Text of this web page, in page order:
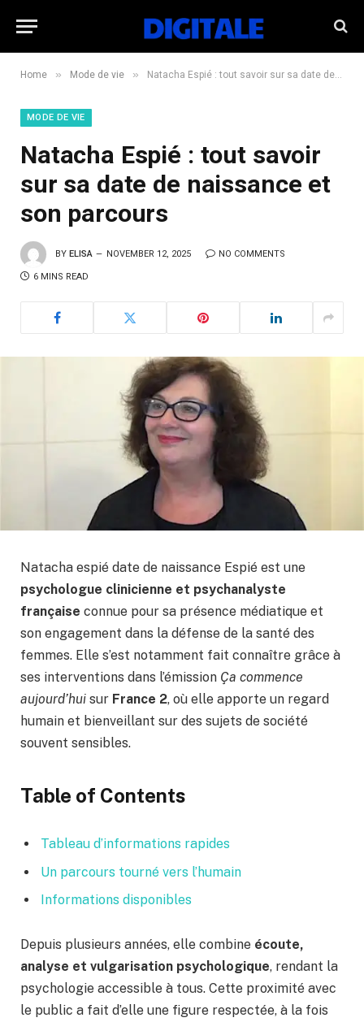
Home » Mode de vie » Natacha Espié : tout savoir sur sa date de naissance et son parcours
MODE DE VIE
Natacha Espié : tout savoir
sur sa date de naissance et
son parcours
BY ELISA NOVEMBER 12, 2025 NO COMMENTS
6 MINS READ
Natacha espié date de naissance Espié est une
psychologue clinicienne et psychanalyste
française connue pour sa présence médiatique et
son engagement dans la défense de la santé des
femmes. Elle s’est notamment fait connaître grâce à
ses interventions dans l’émission Ça commence
aujourd’hui sur France 2, où elle apporte un regard
humain et bienveillant sur des sujets de société
souvent sensibles.
Table of Contents
Tableau d’informations rapides
Un parcours tourné vers l’humain
Informations disponibles
Depuis plusieurs années, elle combine écoute,
analyse et vulgarisation psychologique, rendant la
psychologie accessible à tous. Cette proximité avec
le public a fait d’elle une figure respectée, à la fois